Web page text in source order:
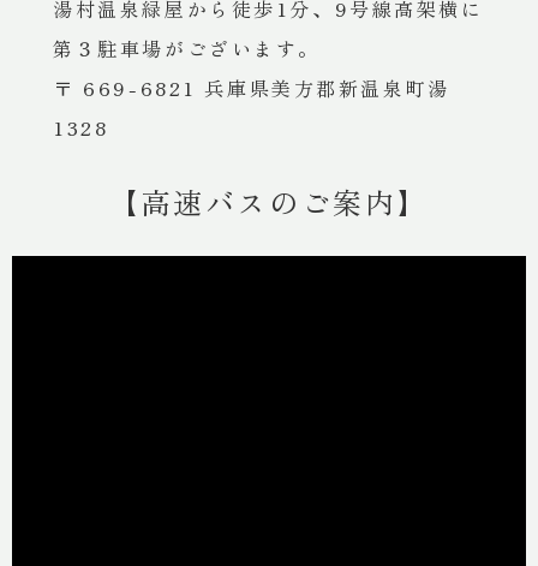
湯村温泉緑屋から徒歩1分、9号線高架横に
第３駐車場がございます。
〒 669-6821 兵庫県美方郡新温泉町湯
1328
【高速バスのご案内】